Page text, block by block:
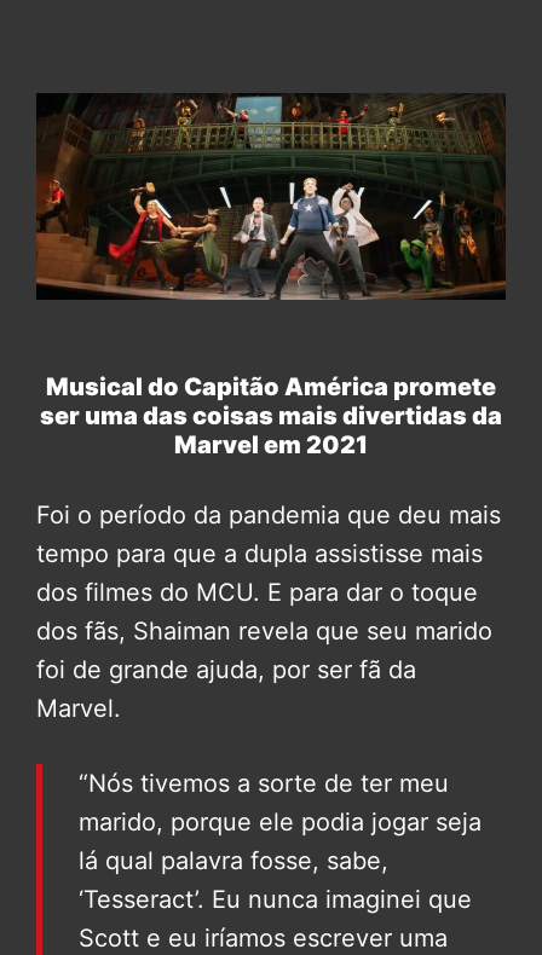
Musical do Capitão América promete
ser uma das coisas mais divertidas da
Marvel em 2021
Foi o período da pandemia que deu mais
tempo para que a dupla assistisse mais
dos filmes do MCU. E para dar o toque
dos fãs, Shaiman revela que seu marido
foi de grande ajuda, por ser fã da
Marvel.
“Nós tivemos a sorte de ter meu
marido, porque ele podia jogar seja
lá qual palavra fosse, sabe,
‘Tesseract’. Eu nunca imaginei que
Scott e eu iríamos escrever uma